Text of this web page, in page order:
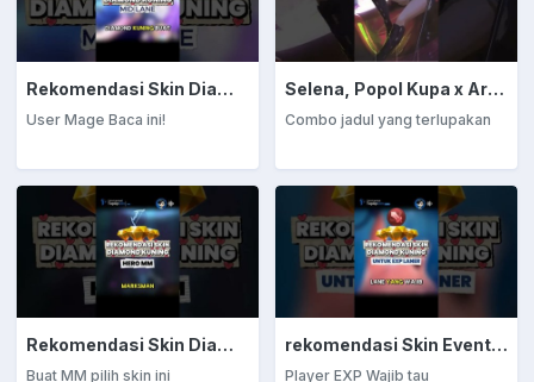
Rekomendasi Skin Diamond Kuning: Mage
User Mage Baca ini!
Selena, Popol Kupa x Arrival
Combo jadul yang terlupakan
Rekomendasi Skin Diamond Kuning: Marksman
Buat MM pilih skin ini
rekomendasi Skin Event Diamond Kuning: EXP Laner
Player EXP Wajib tau